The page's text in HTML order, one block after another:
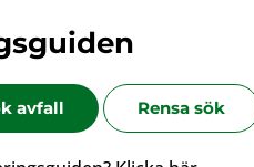
avfall Rensa sök